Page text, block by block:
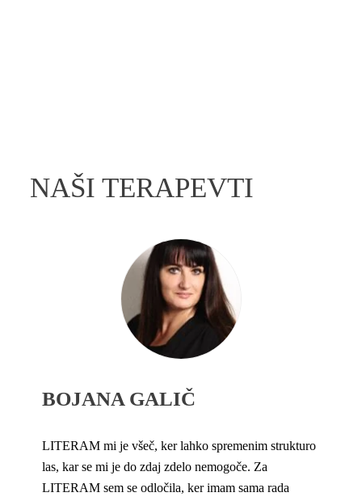
NAŠI TERAPEVTI
BOJANA GALIČ
LITERAM mi je všeč, ker lahko spremenim strukturo
las, kar se mi je do zdaj zdelo nemogoče. Za
LITERAM sem se odločila, ker imam sama rada